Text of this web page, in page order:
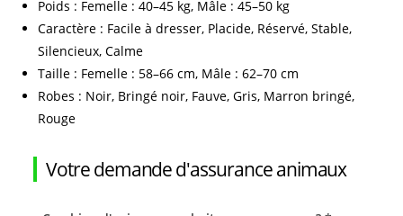
Poids : Femelle : 40–45 kg, Mâle : 45–50 kg
Caractère : Facile à dresser, Placide, Réservé, Stable,
Silencieux, Calme
Taille : Femelle : 58–66 cm, Mâle : 62–70 cm
Robes : Noir, Bringé noir, Fauve, Gris, Marron bringé,
Rouge